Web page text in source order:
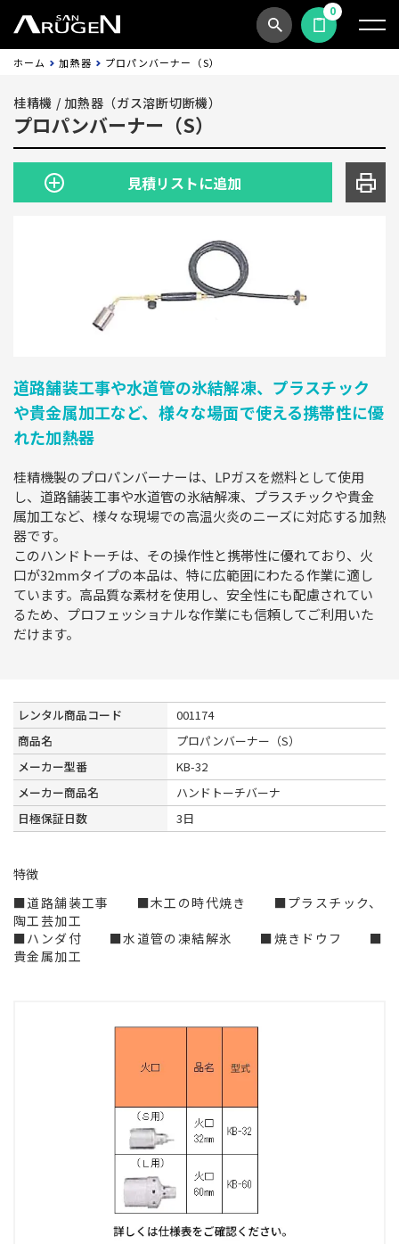
商品検索見積依頼する
0
ホーム 加熱器 プロパンバーナー（S）
桂精機 / 加熱器（ガス溶断切断機）
プロパンバーナー（S）
見積リストに追加
道路舗装工事や水道管の氷結解凍、プラスチック
や貴金属加工など、様々な場面で使える携帯性に優
れた加熱器
桂精機製のプロパンバーナーは、LPガスを燃料として使用
し、道路舗装工事や水道管の氷結解凍、プラスチックや貴金
属加工など、様々な現場での高温火炎のニーズに対応する加熱
器です。
このハンドトーチは、その操作性と携帯性に優れており、火
口が32mmタイプの本品は、特に広範囲にわたる作業に適し
ています。高品質な素材を使用し、安全性にも配慮されてい
るため、プロフェッショナルな作業にも信頼してご利用いた
だけます。
レンタル商品コード
001174
商品名
プロパンバーナー（S）
メーカー型番
KB-32
メーカー商品名
ハンドトーチバーナ
日極保証日数
3日
特徴
■道路舗装工事 ■木工の時代焼き ■プラスチック、
陶工芸加工
■ハンダ付 ■水道管の凍結解氷 ■焼きドウフ ■
貴金属加工